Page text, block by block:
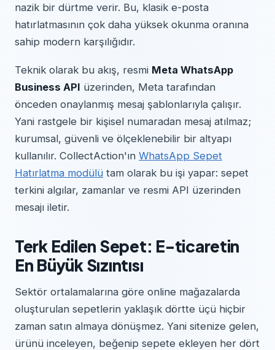
nazik bir dürtme verir. Bu, klasik e-posta
hatırlatmasının çok daha yüksek okunma oranına
sahip modern karşılığıdır.
Teknik olarak bu akış, resmi Meta WhatsApp
Business API üzerinden, Meta tarafından
önceden onaylanmış mesaj şablonlarıyla çalışır.
Yani rastgele bir kişisel numaradan mesaj atılmaz;
kurumsal, güvenli ve ölçeklenebilir bir altyapı
kullanılır. CollectAction'ın WhatsApp Sepet
Hatırlatma modülü tam olarak bu işi yapar: sepet
terkini algılar, zamanlar ve resmi API üzerinden
mesajı iletir.
Terk Edilen Sepet: E-ticaretin
En Büyük Sızıntısı
Sektör ortalamalarına göre online mağazalarda
oluşturulan sepetlerin yaklaşık dörtte üçü hiçbir
zaman satın almaya dönüşmez. Yani sitenize gelen,
ürünü inceleyen, beğenip sepete ekleyen her dört